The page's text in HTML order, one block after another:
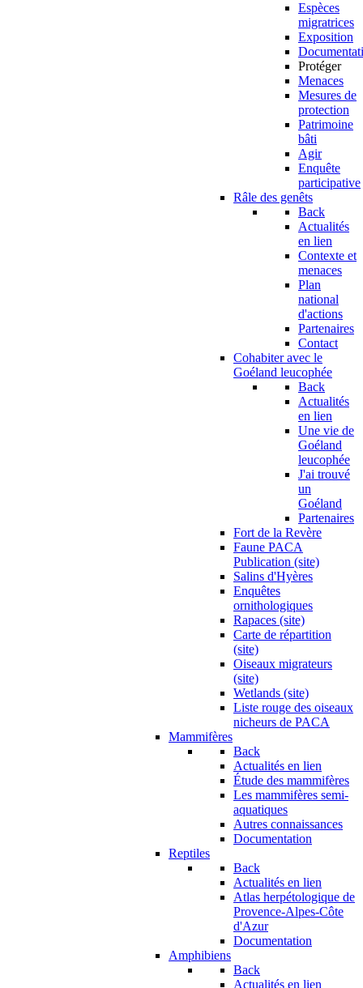
Espèces
migratrices
Exposition
Protéger
Menaces
Mesures de
protection
Patrimoine
bâti
Agir
Enquête
participative
Râle des genêts
Back
Actualités
en lien
Contexte et
menaces
Plan
national
d'actions
Partenaires
Contact
Cohabiter avec le
Goéland leucophée
Back
Actualités
en lien
Une vie de
Goéland
leucophée
J'ai trouvé
un
Goéland
Partenaires
Fort de la Revère
Faune PACA
Publication (site)
Salins d'Hyères
Enquêtes
ornithologiques
Rapaces (site)
Carte de répartition
(site)
Oiseaux migrateurs
(site)
Wetlands (site)
Liste rouge des oiseaux
nicheurs de PACA
Mammifères
Back
Actualités en lien
Étude des mammifères
Les mammifères semi-
aquatiques
Autres connaissances
Documentation
Reptiles
Back
Actualités en lien
Atlas herpétologique de
Provence-Alpes-Côte
d'Azur
Documentation
Amphibiens
Back
Actualités en lien